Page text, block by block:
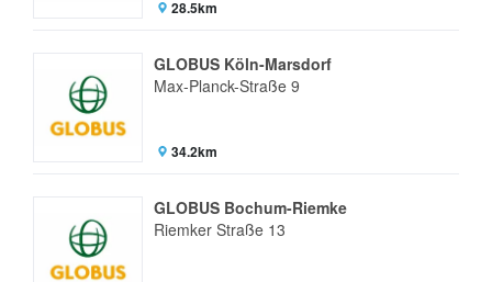
28.5km
GLOBUS Köln-Marsdorf
Max-Planck-Straße 9
34.2km
GLOBUS Bochum-Riemke
Riemker Straße 13